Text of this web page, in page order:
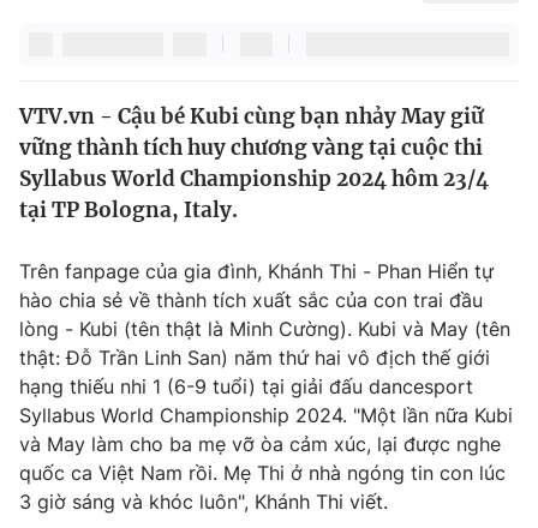
Thế giới
Tin tức
Thế giới đó đây
Câu chuyện quốc tế
Kinh tế
Thị trường
Góc doanh nghiệp
Dữ liệu và đời sống
Truyền hình
Phim VTV
Hậu trường
Nhân vật
Giải trí
Điện ảnh
Âm nhạc
Đời sống
VTV.vn - Cậu bé Kubi cùng bạn nhảy May giữ
vững thành tích huy chương vàng tại cuộc thi
Syllabus World Championship 2024 hôm 23/4
tại TP Bologna, Italy.
Trên fanpage của gia đình, Khánh Thi - Phan Hiển tự
hào chia sẻ về thành tích xuất sắc của con trai đầu
lòng - Kubi (tên thật là Minh Cường). Kubi và May (tên
thật: Đỗ Trần Linh San) năm thứ hai vô địch thế giới
hạng thiếu nhi 1 (6-9 tuổi) tại giải đấu dancesport
Syllabus World Championship 2024. "Một lần nữa Kubi
và May làm cho ba mẹ vỡ òa cảm xúc, lại được nghe
quốc ca Việt Nam rồi. Mẹ Thi ở nhà ngóng tin con lúc
3 giờ sáng và khóc luôn", Khánh Thi viết.